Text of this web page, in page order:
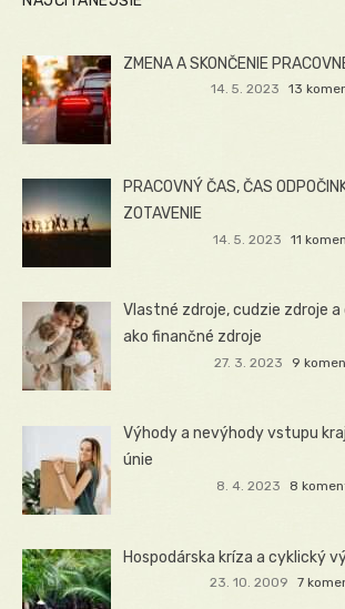
ZMENA A SKONČENIE
14. 5. 2023 13
PRACOVNÝ ČAS, ČAS
ZOTAVENIE
14. 5. 2023 11
Vlastné zdroje, cudzie zdroje
ako finančné zdroje
27. 3. 2023 9
Výhody a nevýhody vstupu
únie
8. 4. 2023 8
Hospodárska kríza a cyklický
23. 10. 2009 7